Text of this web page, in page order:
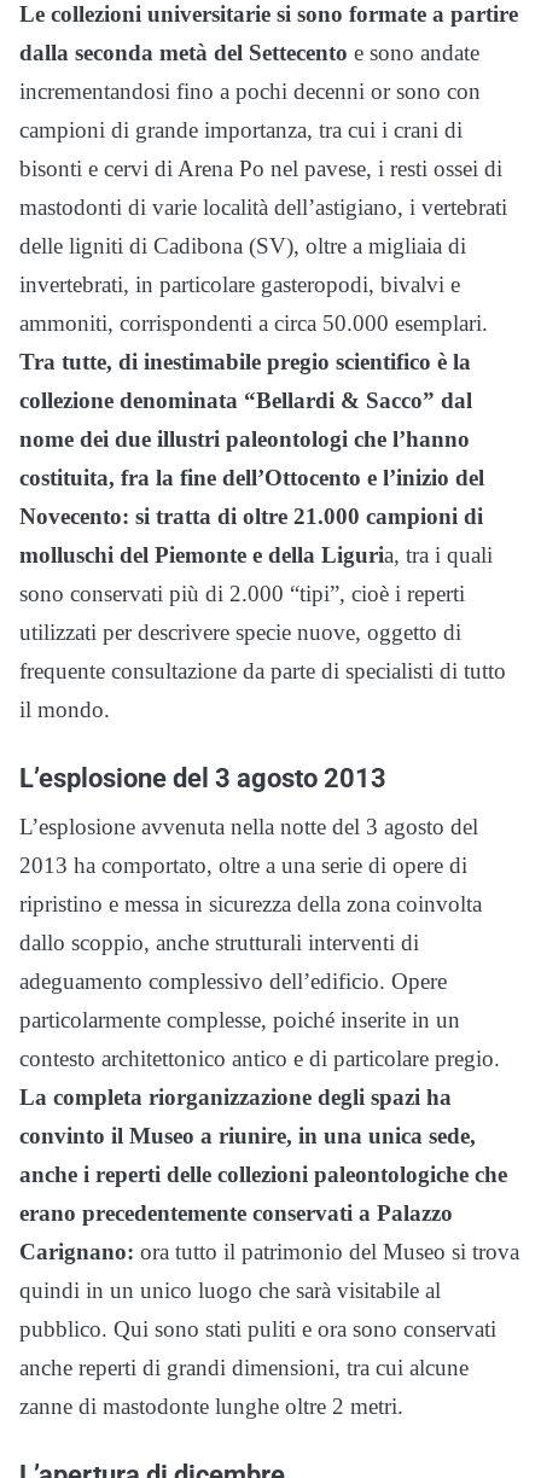
Le collezioni universitarie si sono formate a partire
dalla seconda metà del Settecento e sono andate
incrementandosi fino a pochi decenni or sono con
campioni di grande importanza, tra cui i crani di
bisonti e cervi di Arena Po nel pavese, i resti ossei di
mastodonti di varie località dell’astigiano, i vertebrati
delle ligniti di Cadibona (SV), oltre a migliaia di
invertebrati, in particolare gasteropodi, bivalvi e
ammoniti, corrispondenti a circa 50.000 esemplari.
Tra tutte, di inestimabile pregio scientifico è la
collezione denominata “Bellardi & Sacco” dal
nome dei due illustri paleontologi che l’hanno
costituita, fra la fine dell’Ottocento e l’inizio del
Novecento: si tratta di oltre 21.000 campioni di
molluschi del Piemonte e della Liguria, tra i quali
sono conservati più di 2.000 “tipi”, cioè i reperti
utilizzati per descrivere specie nuove, oggetto di
frequente consultazione da parte di specialisti di tutto
il mondo.
L’esplosione del 3 agosto 2013
L’esplosione avvenuta nella notte del 3 agosto del
2013 ha comportato, oltre a una serie di opere di
ripristino e messa in sicurezza della zona coinvolta
dallo scoppio, anche strutturali interventi di
adeguamento complessivo dell’edificio. Opere
particolarmente complesse, poiché inserite in un
contesto architettonico antico e di particolare pregio.
La completa riorganizzazione degli spazi ha
convinto il Museo a riunire, in una unica sede,
anche i reperti delle collezioni paleontologiche che
erano precedentemente conservati a Palazzo
Carignano: ora tutto il patrimonio del Museo si trova
quindi in un unico luogo che sarà visitabile al
pubblico. Qui sono stati puliti e ora sono conservati
anche reperti di grandi dimensioni, tra cui alcune
zanne di mastodonte lunghe oltre 2 metri.